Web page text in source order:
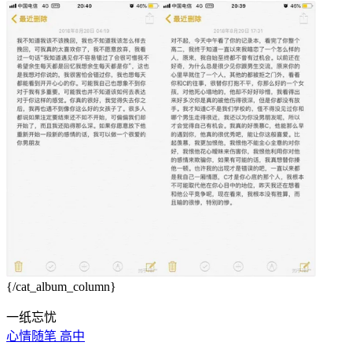
{/cat_album_column}
一纸忘忧
心情随笔 高中